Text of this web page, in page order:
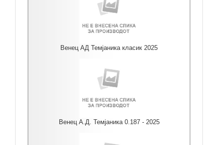
Венец АД Темјаника класик 2025
Венец А.Д. Темјаника 0.187 - 2025